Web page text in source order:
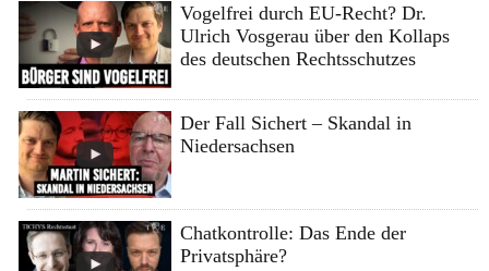
Vogelfrei durch EU-Recht? Dr.
Ulrich Vosgerau über den Kollaps
des deutschen Rechtsschutzes
Der Fall Sichert – Skandal in
Niedersachsen
Chatkontrolle: Das Ende der
Privatsphäre?